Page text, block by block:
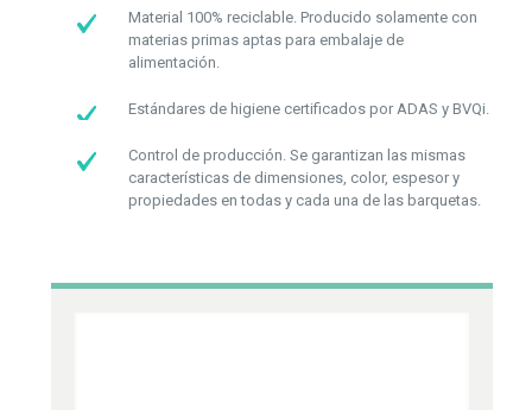
Material 100% reciclable. Producido solamente con
materias primas aptas para embalaje de
alimentación.
Estándares de higiene certificados por ADAS y BVQi.
Control de producción. Se garantizan las mismas
características de dimensiones, color, espesor y
propiedades en todas y cada una de las barquetas.